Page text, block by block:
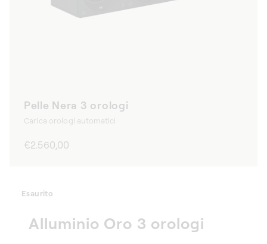
Pelle Nera 3 orologi
Carica orologi automatici
Prezzo
€2.560,00
Alluminio Oro 3 orologi
Esaurito